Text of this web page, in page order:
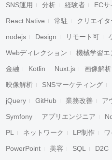
SNS運用 分析 経験者 ECサ
React Native 常駐 クリエイタ
nodejs Design リモート可
Webディレクション 機械学習エ
金融 Kotlin Nuxt.js 画像解析
映像解析 SNSマーケティング
jQuery GitHub 業務改善 ア
Symfony アプリエンジニア
PL ネットワーク LP制作
PowerPoint 美容 SQL D2C